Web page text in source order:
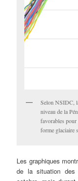
Selon NSIDC,
niveau de la
favorables pour
forme glaciaire
Les graphiques
de la situation